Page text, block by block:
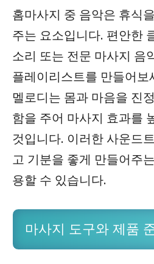
홈마사지 중 음악은 휴식
주는 요소입니다. 편안한
소리 또는 전문 마사지 음
플레이리스트를 만들어
멜로디는 몸과 마음을 진
함을 주어 마사지 효과를
것입니다. 이러한 사운드
고 기분을 좋게 만들어주
용할 수 있습니다.
마사지 도구와 제품